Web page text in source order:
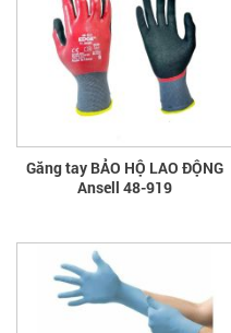
Găng tay BẢO HỘ LAO ĐỘNG
Ansell 48-919